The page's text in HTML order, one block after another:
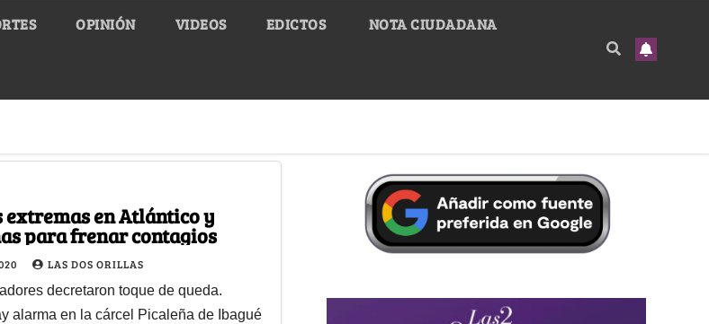
OPINIÓN VIDEOS EDICTOS NOTA CIUDADANA
extremas en Atlántico y
para frenar contagios
LAS DOS ORILLAS
decretaron toque de queda.
alarma en la cárcel Picaleña de Ibagué